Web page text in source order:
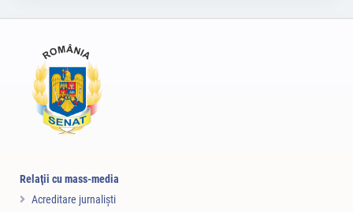
Relaţii cu mass-media
Acreditare jurnalişti